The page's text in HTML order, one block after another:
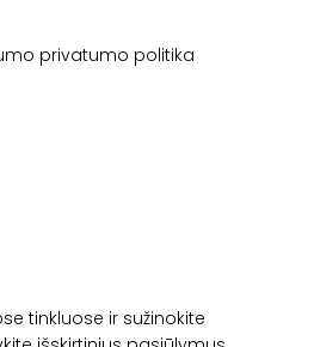
privatumo politika
tinkluose ir sužinokite